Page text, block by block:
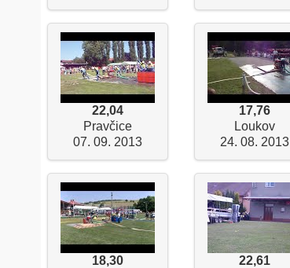
22,04
Pravčice
07. 09. 2013
17,76
Loukov
24. 08. 2013
18,30
22,61